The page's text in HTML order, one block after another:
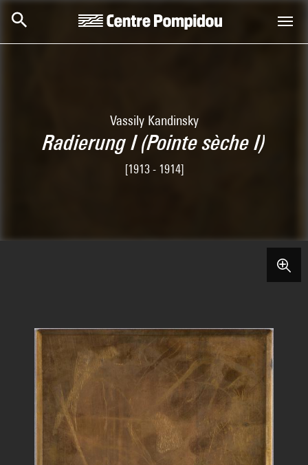
Vassily Kandinsky
Radierung I (Pointe sèche I)
[1913 - 1914]